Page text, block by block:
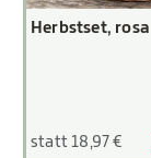
Herbstset, rosa
statt 18,97 €